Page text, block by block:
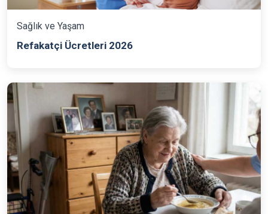
Sağlık ve Yaşam
Refakatçi Ücretleri 2026